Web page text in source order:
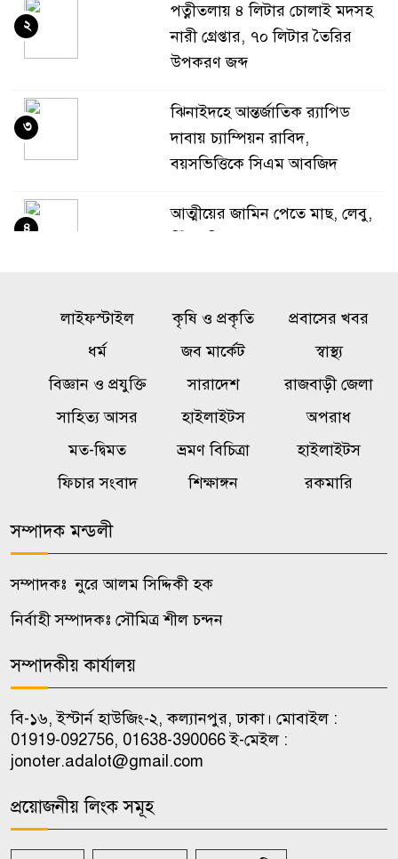
পত্নীতলায় ৪ লিটার চোলাই মদসহ
নারী গ্রেপ্তার, ৭০ লিটার তৈরির
উপকরণ জব্দ
২
ঝিনাইদহে আন্তর্জাতিক র‌্যাপিড
দাবায় চ্যাম্পিয়ন রাবিদ,
বয়সভিত্তিকে সিএম আবজিদ
৩
আত্মীয়ের জামিন পেতে মাছ, লেবু,
৪
শার্শায় এক হাজার পিস ইয়াবাসহ
বেনাপোলের কাদের আটক
শিশু হত্যা মামলায় জামিনে বেরিয়ে
গৃহকর্ত্রীকে খুন, কে এই লাইলী?
ছাত্রত্ব শেষে হলে থাকার সুযোগ
রাজবাড়ীতে সাপের কামড়ে যুবকের
হয়নি অ্যান্টিভেনম
৮
তাসনিম জারা
৯
লাইফস্টাইল কৃষি ও প্রকৃতি
প্রবাসের খবর
ধর্ম
জব মার্কেট
স্বাস্থ্য
বিজ্ঞান ও প্রযুক্তি
সারাদেশ
রাজবাড়ী জেলা
সাহিত্য আসর
হাইলাইটস
অপরাধ
মত-দ্বিমত
ভ্রমণ বিচিত্রা
হাইলাইটস
ফিচার সংবাদ
শিক্ষাঙ্গন রকমারি
সম্পাদক মন্ডলী
সম্পাদকঃ নুরে আলম সিদ্দিকী হক
নির্বাহী সম্পাদকঃ সৌমিত্র শীল চন্দন
সম্পাদকীয় কার্যালয়
বি-১৬, ইস্টার্ন হাউজিং-২, কল্যানপুর, ঢাকা। মোবাইল :
01919-092756, 01638-390066 ই-মেইল :
jonoter.adalot@gmail.com
প্রয়োজনীয় লিংক সমূহ